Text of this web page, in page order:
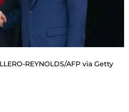
REYNOLDS/AFP via Getty